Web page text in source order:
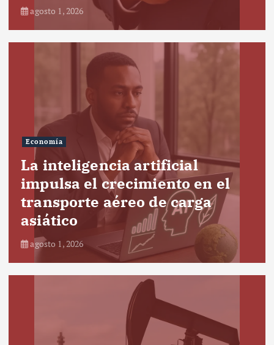
agosto 1, 2026
Economía
La inteligencia artificial
impulsa el crecimiento en el
transporte aéreo de carga
asiático
agosto 1, 2026